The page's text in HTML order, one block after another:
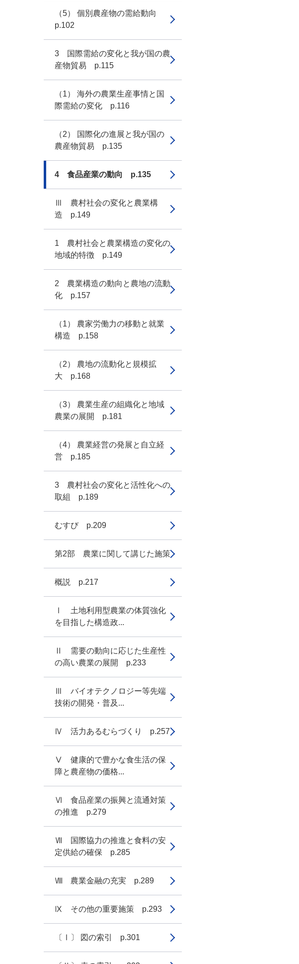
（5） 個別農産物の需給動向
p.102
3 国際需給の変化と我が国の農
産物貿易 p.115
（1） 海外の農業生産事情と国
際需給の変化 p.116
（2） 国際化の進展と我が国の
農産物貿易 p.135
4 食品産業の動向 p.135
Ⅲ 農村社会の変化と農業構
造 p.149
1 農村社会と農業構造の変化の
地域的特徴 p.149
2 農業構造の動向と農地の流動
化 p.157
（1） 農家労働力の移動と就業
構造 p.158
（2） 農地の流動化と規模拡
大 p.168
（3） 農業生産の組織化と地域
農業の展開 p.181
（4） 農業経営の発展と自立経
営 p.185
3 農村社会の変化と活性化への
取組 p.189
むすび p.209
第2部 農業に関して講じた施策
概説 p.217
Ⅰ 土地利用型農業の体質強化
を目指した構造政...
Ⅱ 需要の動向に応じた生産性
の高い農業の展開 p.233
Ⅲ バイオテクノロジー等先端
技術の開発・普及...
Ⅳ 活力あるむらづくり p.257
Ⅴ 健康的で豊かな食生活の保
障と農産物の価格...
Ⅵ 食品産業の振興と流通対策
の推進 p.279
Ⅶ 国際協力の推進と食料の安
定供給の確保 p.285
Ⅷ 農業金融の充実 p.289
Ⅸ その他の重要施策 p.293
〔Ⅰ〕 図の索引 p.301